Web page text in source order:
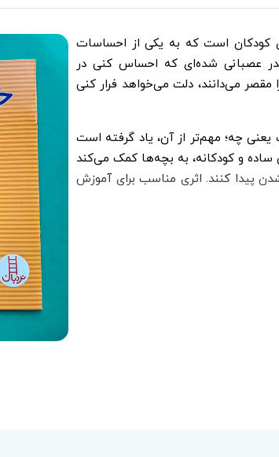
کودکان است که به یکی از احساسات
عصبانی شده‌ای که احساس کنی در
می‌دانند، دلت می‌خواهد فرار کنی
چه؛ مهم‌تر از آن، یاد گرفته است
ساده و کودکانه، به بچه‌ها کمک می‌کند
پیدا کنند. اثری مناسب برای آموزش